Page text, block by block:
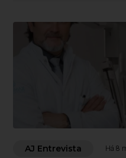
AJ Entrevista Há 8